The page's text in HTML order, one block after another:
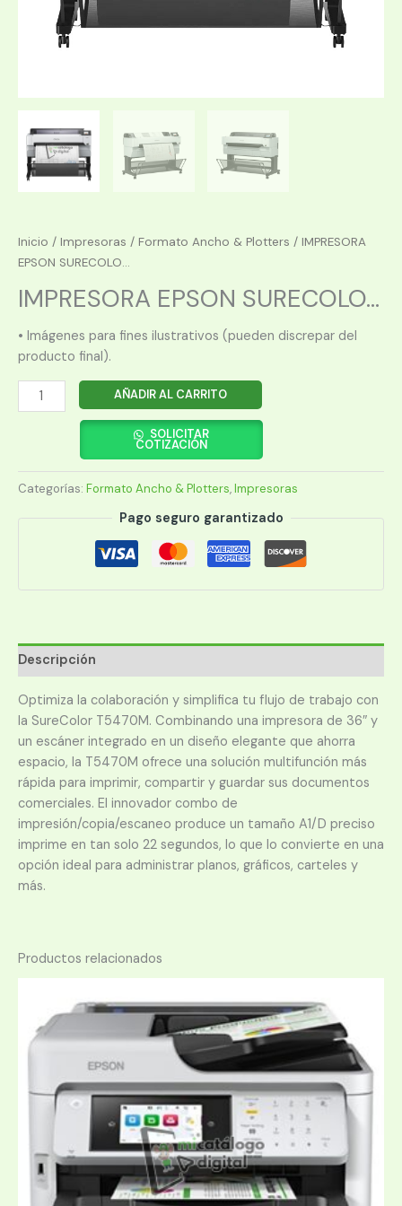
Inicio / Impresoras / Formato Ancho & Plotters / IMPRESORA
EPSON SURECOLO...
IMPRESORA EPSON SURECOLO...
• Imágenes para fines ilustrativos (pueden discrepar del
producto final).
IMPRESORA
EPSON
36"
WIF/MFP
AÑADIR AL CARRITO
SOLICITAR
COTIZACIÓN
Categorías: Formato Ancho & Plotters,Impresoras
Pago seguro garantizado
Descripción
Optimiza la colaboración y simplifica tu flujo de trabajo con
la SureColor T5470M. Combinando una impresora de 36″ y
un escáner integrado en un diseño elegante que ahorra
espacio, la T5470M ofrece una solución multifunción más
rápida para imprimir, compartir y guardar sus documentos
comerciales. El innovador combo de
impresión/copia/escaneo produce un tamaño A1/D preciso
imprime en tan solo 22 segundos, lo que lo convierte en una
opción ideal para administrar planos, gráficos, carteles y
más.
Productos relacionados